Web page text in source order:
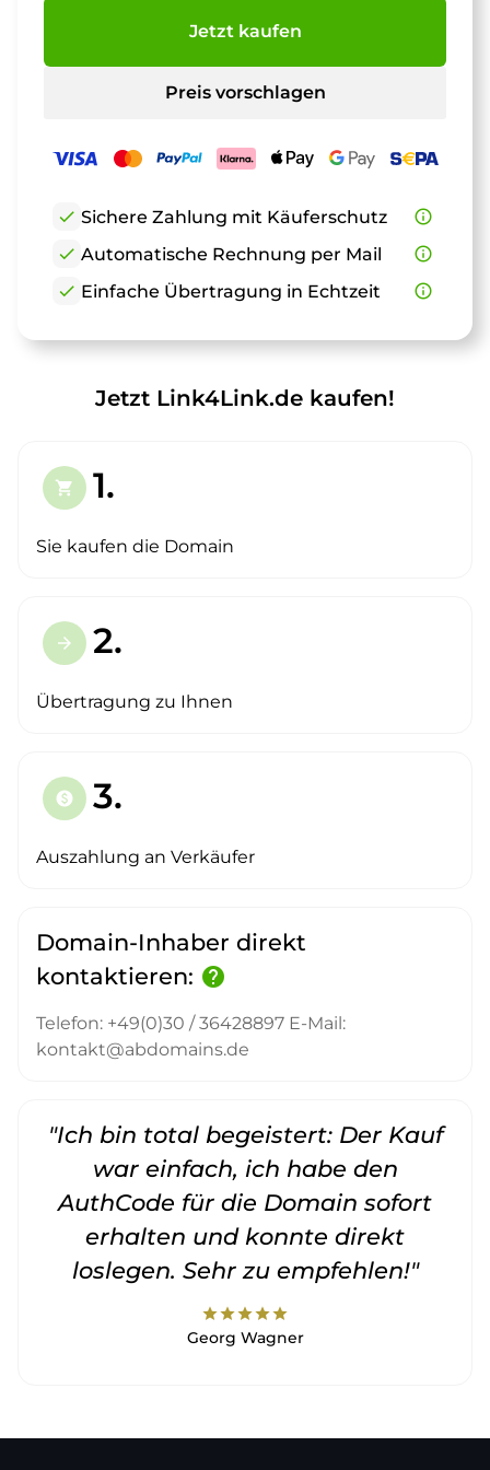
Jetzt kaufen
Preis vorschlagen
check Sichere Zahlung mit Käuferschutz
info_outline
check Automatische Rechnung per Mail
info_outline
check Einfache Übertragung in Echtzeit info_outline
Jetzt Link4Link.de kaufen!
shopping_cart 1.
Sie kaufen die Domain
arrow_forward 2.
Übertragung zu Ihnen
paid 3.
Auszahlung an Verkäufer
Domain-Inhaber direkt
kontaktieren: help
Telefon: +49(0)30 / 36428897 E-Mail:
kontakt@abdomains.de
"Ich bin total begeistert: Der Kauf
war einfach, ich habe den
AuthCode für die Domain sofort
erhalten und konnte direkt
loslegen. Sehr zu empfehlen!"
starstarstarstarstar
Georg Wagner